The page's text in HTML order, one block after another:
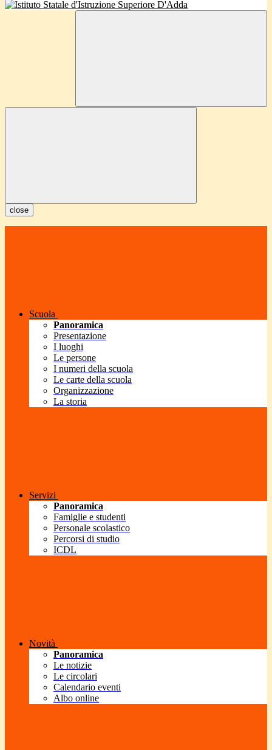
close
Scuola
Panoramica
Presentazione
I luoghi
Le persone
I numeri della scuola
Le carte della scuola
Organizzazione
La storia
Servizi
Panoramica
Famiglie e studenti
Personale scolastico
Percorsi di studio
ICDL
Novità
Panoramica
Le notizie
Le circolari
Calendario eventi
Albo online